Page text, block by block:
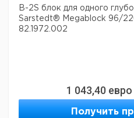
B-2S блок для одного
Sarstedt® Megablock 96/
82.1972.002
1 043,40 евро
Получить